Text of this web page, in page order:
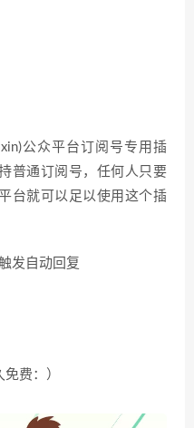
公众平台订阅号专用 插
普通订阅号，任何人只要
台就可以足以使用这个插
发自动回复
费：）